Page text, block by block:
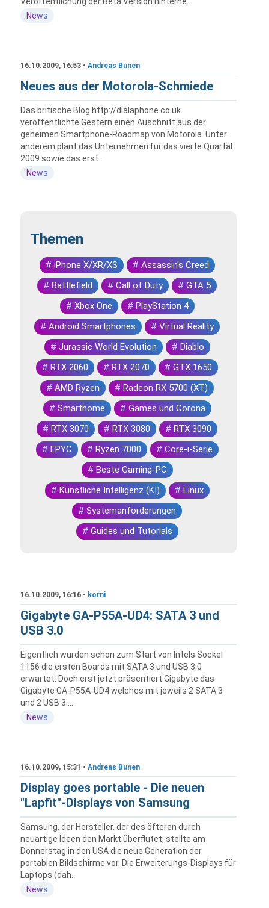
News
16.10.2009, 16:53 • Andreas Bunen
Neues aus der Motorola-Schmiede
Das britische Blog http://dialaphone.co.uk
veröffentlichte Gestern einen Auschnitt aus der
geheimen Smartphone-Roadmap von Motorola. Unter
anderem plant das Unternehmen für das vierte Quartal
2009 sowie das erst...
News
Themen
# iPhone X/XR/XS # Assassin's Creed
# Battlefield # Call of Duty # GTA 5
# Xbox One # PlayStation 4
# Android Smartphones # Virtual Reality
# Jurassic World Evolution # Diablo
# RTX 2060 # RTX 2070 # GTX 1650
# AMD Ryzen # Radeon RX 5700 (XT)
# Smarthome # Games und Corona
# RTX 3070 # RTX 3080 # RTX 3090
# EPYC # Ryzen 7000 # Core-i-Serie
# Beste Gaming-PC
# Künstliche Intelligenz (KI) # Linux
# Systemanforderungen
# Guides und Tutorials
16.10.2009, 16:16 • korni
Gigabyte GA-P55A-UD4: SATA 3 und
USB 3.0
Eigentlich wurden schon zum Start von Intels Sockel
1156 die ersten Boards mit SATA 3 und USB 3.0
erwartet. Doch erst jetzt präsentiert Gigabyte das
Gigabyte GA-P55A-UD4 welches mit jeweils 2 SATA 3
und 2 USB 3....
News
16.10.2009, 15:31 • Andreas Bunen
Display goes portable - Die neuen
"Lapfit"-Displays von Samsung
Samsung, der Hersteller, der des öfteren durch
neuartige Ideen den Markt überflutet, stellte am
Donnerstag in den USA die neue Generation der
portablen Bildschirme vor. Die Erweiterungs-Displays für
Laptops (dah...
News